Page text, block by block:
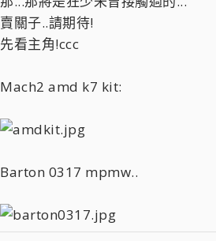
賣關子..請期待!
先看主角!ccc
Mach2 amd k7 kit:
Barton 0317 mpmw..